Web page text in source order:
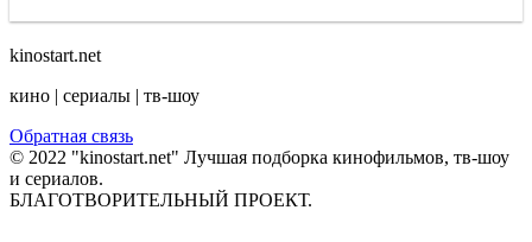
kinostart.net
кино | сериалы | тв-шоу
Обратная связь
© 2022 "kinostart.net" Лучшая подборка кинофильмов, тв-шоу
и сериалов.
БЛАГОТВОРИТЕЛЬНЫЙ ПРОЕКТ.